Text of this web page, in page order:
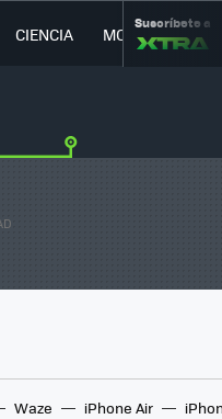
CIENCIA MOVILIDAD
Suscríbete a
Waze iPhone Air